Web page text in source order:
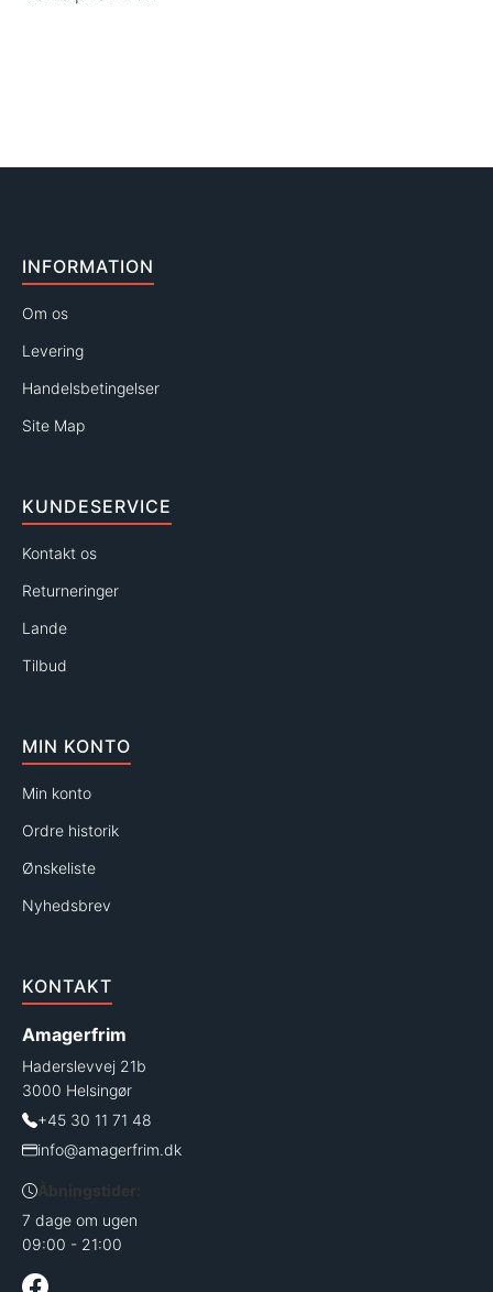
INFORMATION
Om os
Levering
Handelsbetingelser
Site Map
KUNDESERVICE
Kontakt os
Returneringer
Lande
Tilbud
MIN KONTO
Min konto
Ordre historik
Ønskeliste
Nyhedsbrev
KONTAKT
Amagerfrim
Haderslevvej 21b
3000 Helsingør
+45 30 11 71 48
info@amagerfrim.dk
Åbningstider:
7 dage om ugen
09:00 - 21:00